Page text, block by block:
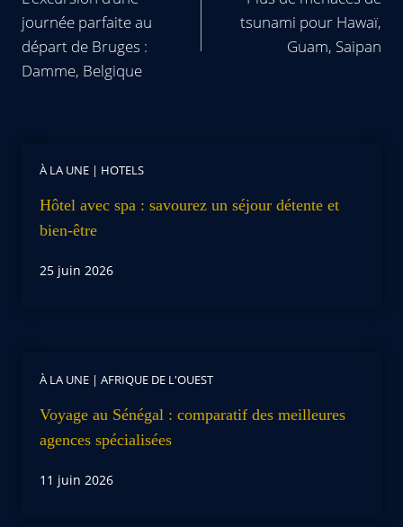
journée parfaite au
départ de Bruges :
Damme, Belgique
tsunami pour Hawaï,
Guam, Saipan
À LA UNE | HOTELS
Hôtel avec spa : savourez un séjour détente et
bien-être
25 juin 2026
À LA UNE | AFRIQUE DE L'OUEST
Voyage au Sénégal : comparatif des meilleures
agences spécialisées
11 juin 2026